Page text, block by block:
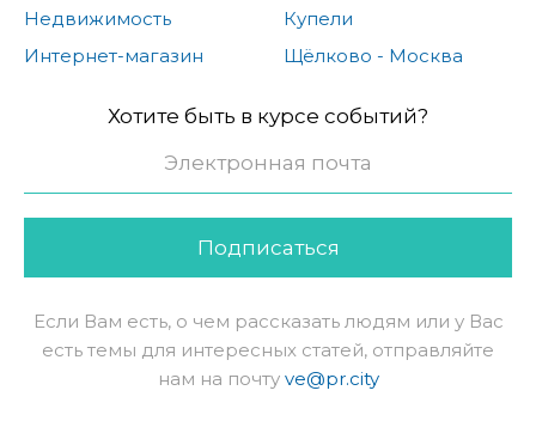
Недвижимость
Интернет-магазин
Купели
Щёлково - Москва
Хотите быть в курсе событий?
Подписаться
Если Вам есть, о чем рассказать людям или у Вас
есть темы для интересных статей, отправляйте
нам на почту ve@pr.city